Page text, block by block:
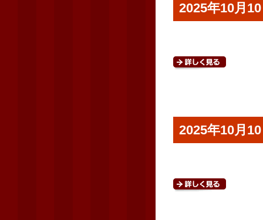
2025年10月
2025年10月